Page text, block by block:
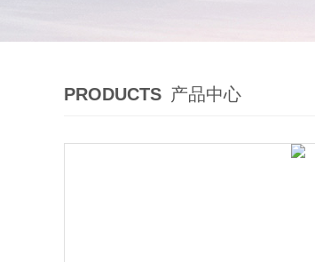
PRODUCTS 产品中心